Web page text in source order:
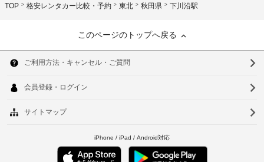
TOP 格安レンタカー比較・予約 東北 秋田県 下川沿駅
このページのトップへ戻る